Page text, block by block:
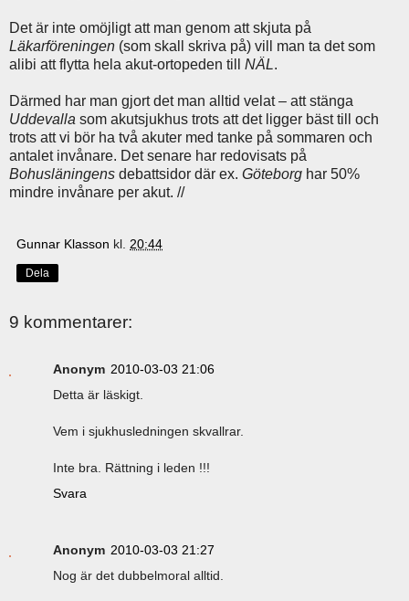
Det är inte omöjligt att man genom att skjuta på
Läkarföreningen (som skall skriva på) vill man ta det som
alibi att flytta hela akut-ortopeden till NÄL.
Därmed har man gjort det man alltid velat – att stänga
Uddevalla som akutsjukhus trots att det ligger bäst till och
trots att vi bör ha två akuter med tanke på sommaren och
antalet invånare. Det senare har redovisats på
Bohusläningens debattsidor där ex. Göteborg har 50%
mindre invånare per akut. //
Gunnar Klasson kl. 20:44
Dela
9 kommentarer:
Anonym 2010-03-03 21:06
Detta är läskigt.
Vem i sjukhusledningen skvallrar.
Inte bra. Rättning i leden !!!
Svara
Anonym 2010-03-03 21:27
Nog är det dubbelmoral alltid.